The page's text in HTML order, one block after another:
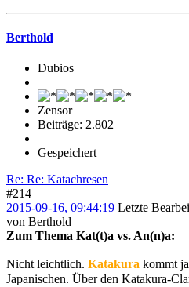
Berthold
Dubios
Zensor
Beiträge: 2.802
Gespeichert
Re: Re: Katachresen
#214
2015-09-16, 09:44:19 Letzte
von Berthold
Zum Thema Kat(t)a vs. An(n)a:
Nicht leichtlich. Katakura kommt
Japanischen. Über den Katakura-